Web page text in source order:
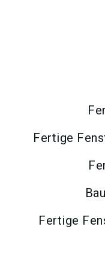
Fertige
Fertige